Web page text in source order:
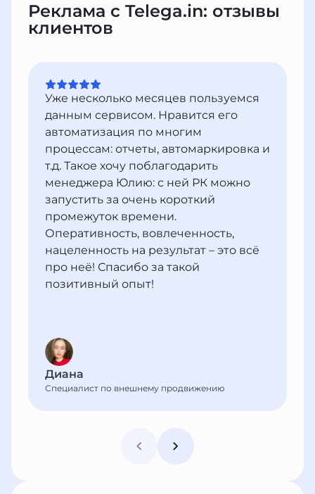
Реклама с Telega.in: отзывы
клиентов
Уже несколько месяцев пользуемся
данным сервисом. Нравится его
автоматизация по многим
процессам: отчеты, автомаркировка и
т.д. Такое хочу поблагодарить
менеджера Юлию: с ней РК можно
запустить за очень короткий
промежуток времени.
Оперативность, вовлеченность,
нацеленность на результат – это всё
про неё! Спасибо за такой
позитивный опыт!
Диана
Специалист по внешнему продвижению